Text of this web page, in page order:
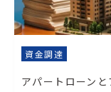
資金調達
アパートローン